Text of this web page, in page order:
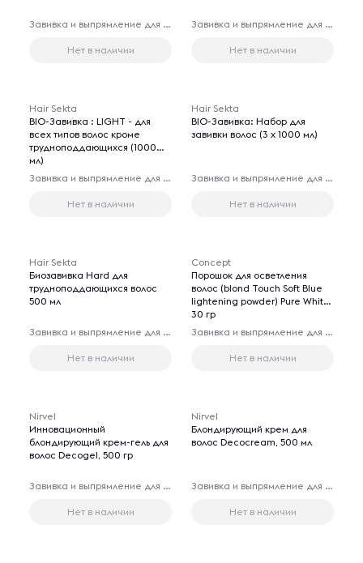
Завивка и выпрямление для волос
Нет в наличии
Завивка и выпрямление для волос
Нет в наличии
Hair Sekta
BIO-Завивка : LIGHT - для
всех типов волос кроме
трудноподдающихся (1000
мл)
Завивка и выпрямление для волос
Нет в наличии
Hair Sekta
BIO-Завивка: Набор для
завивки волос (3 х 1000 мл)
Завивка и выпрямление для волос
Нет в наличии
Hair Sekta
Биозавивка Hard для
трудноподдающихся волос
500 мл
Завивка и выпрямление для волос
Нет в наличии
Concept
Порошок для осветления
волос (blond Touch Soft Blue
lightening powder) Pure White,
30 гр
Завивка и выпрямление для волос
Нет в наличии
Nirvel
Инновационный
блондирующий крем-гель для
волос Decogel, 500 гр
Завивка и выпрямление для волос
Нет в наличии
Nirvel
Блондирующий крем для
волос Decocream, 500 мл
Завивка и выпрямление для волос
Нет в наличии